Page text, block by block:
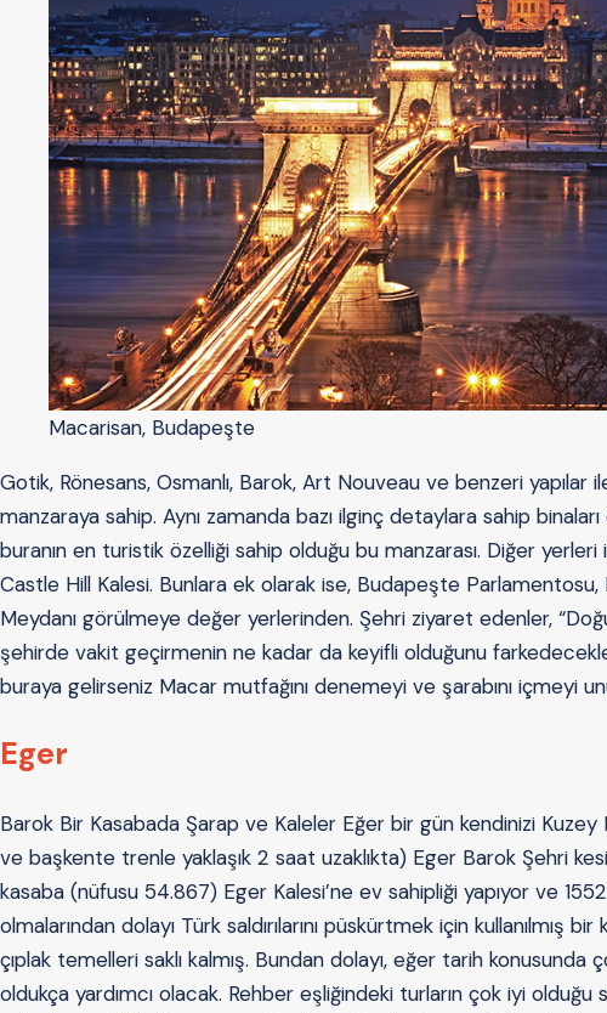
Macarisan, Budapeşte
Gotik, Rönesans, Osmanlı, Barok, Art Nouveau ve benzeri yapılar
manzaraya sahip. Aynı zamanda bazı ilginç detaylara sahip
buranın en turistik özelliği sahip olduğu bu manzarası. Diğer yerleri
Castle Hill Kalesi. Bunlara ek olarak ise, Budapeşte
Meydanı görülmeye değer yerlerinden. Şehri ziyaret edenler,
şehirde vakit geçirmenin ne kadar da keyifli olduğunu
buraya gelirseniz Macar mutfağını denemeyi ve şarabını içmeyi
Eger
Barok Bir Kasabada Şarap ve Kaleler Eğer bir gün kendinizi
ve başkente trenle yaklaşık 2 saat uzaklıkta) Eger Barok Şehri
kasaba (nüfusu 54.867) Eger Kalesi’ne ev sahipliği yapıyor ve
olmalarından dolayı Türk saldırılarını püskürtmek için kullanılmış
çıplak temelleri saklı kalmış. Bundan dolayı, eğer tarih
oldukça yardımcı olacak. Rehber eşliğindeki turların çok iyi